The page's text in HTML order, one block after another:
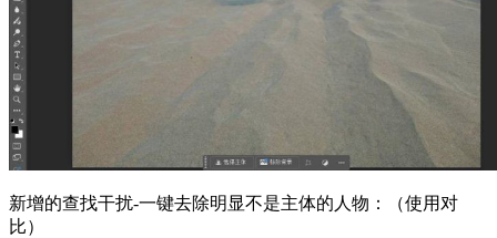
新增的查找干扰-一键去除明显不是主体的人物：（使用对
比）